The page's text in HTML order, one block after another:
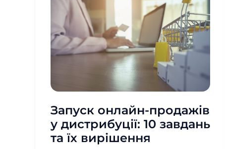
Запуск онлайн-продажів
у дистрибуції: 10 завдань
та їх вирішення